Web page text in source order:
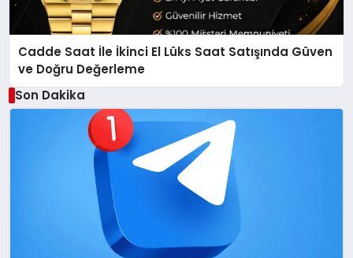
Cadde Saat İle İkinci El Lüks Saat Satışında Güven
ve Doğru Değerleme
Son Dakika